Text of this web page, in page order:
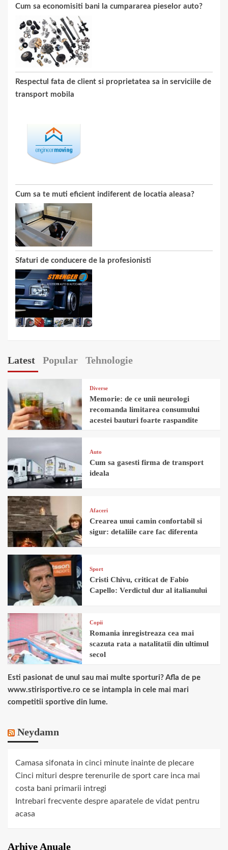
Cum sa economisiti bani la cumpararea pieselor auto?
Respectul fata de client si proprietatea sa in serviciile de
transport mobila
Cum sa te muti eficient indiferent de locatia aleasa?
Sfaturi de conducere de la profesionisti
Latest Popular Tehnologie
Diverse
Memorie: de ce unii neurologi
recomanda limitarea consumului
acestei bauturi foarte raspandite
Auto
Cum sa gasesti firma de transport
ideala
Afaceri
Crearea unui camin confortabil si
sigur: detaliile care fac diferenta
Sport
Cristi Chivu, criticat de Fabio
Capello: Verdictul dur al italianului
Copii
Romania inregistreaza cea mai
scazuta rata a natalitatii din ultimul
secol
Esti pasionat de unul sau mai multe sporturi? Afla de pe
www.stirisportive.ro ce se intampla in cele mai mari
competitii sportive din lume.
Neydamn
Camasa sifonata in cinci minute inainte de plecare
Cinci mituri despre terenurile de sport care inca mai
costa bani primarii intregi
Intrebari frecvente despre aparatele de vidat pentru
acasa
Arhive Anuale